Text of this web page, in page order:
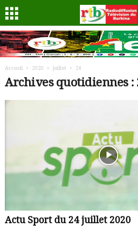
Accueil 2020 juillet 24
Archives quotidiennes :
Actu Sport du 24 juillet 2020